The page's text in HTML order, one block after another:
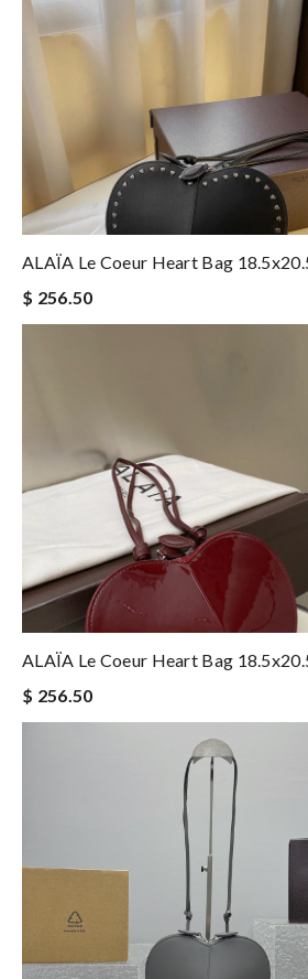
ALAÏA Le Coeur Heart Bag
$ 256.50
ALAÏA Le Coeur Heart Bag
$ 256.50